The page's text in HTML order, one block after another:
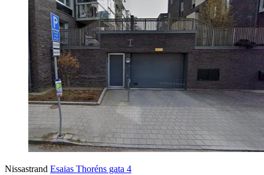
Nissastrand Esaias Thoréns gata 4